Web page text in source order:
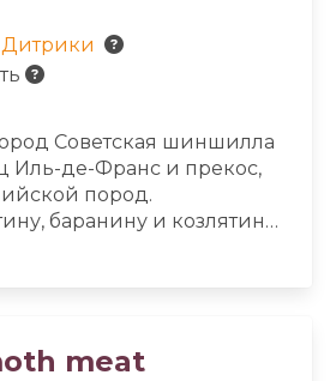
Советская шиншилла
Иль-де-Франс и прекос,
пород.
баранину и козлятину.
meat